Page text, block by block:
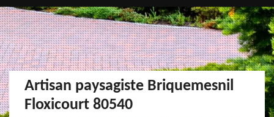
Artisan paysagiste Briquemesnil
Floxicourt 80540